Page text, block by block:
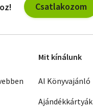
Csatlakozom
Mit kínálunk
AI Könyvajánló
Ajándékkártyák